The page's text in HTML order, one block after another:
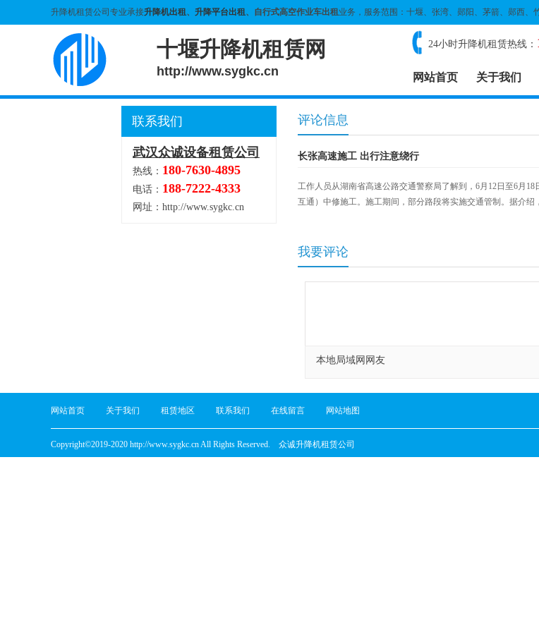
升降机租赁公司专业承接升降机出租、 升降平台出租、自行式高空作业车出租业务，服务范围：十堰、张湾、郧阳、茅箭、郧西、
十堰升降机租赁网
http://www.sygkc.cn
24小时升降机租赁热线：
网站首页 关于我们
联系我们
武汉众诚设备租赁公司
热线： 180-7630-4895
电话： 188-7222-4333
网址：http://www.sygkc.cn
评论信息
长张高速施工 出行注意绕行
工作人员从湖南省高速公路交通警察局了解到，6月12日至6月
互通）中修施工。施工期间，部分路段将实施交通管制。据介
我要评论
本地局域网网友
网站首页 关于我们 租赁地区 联系我们 在线留言 网站地图
Copyright©2019-2020 http://www.sygkc.cn All Rights Reserved. 众诚升降机租赁公司